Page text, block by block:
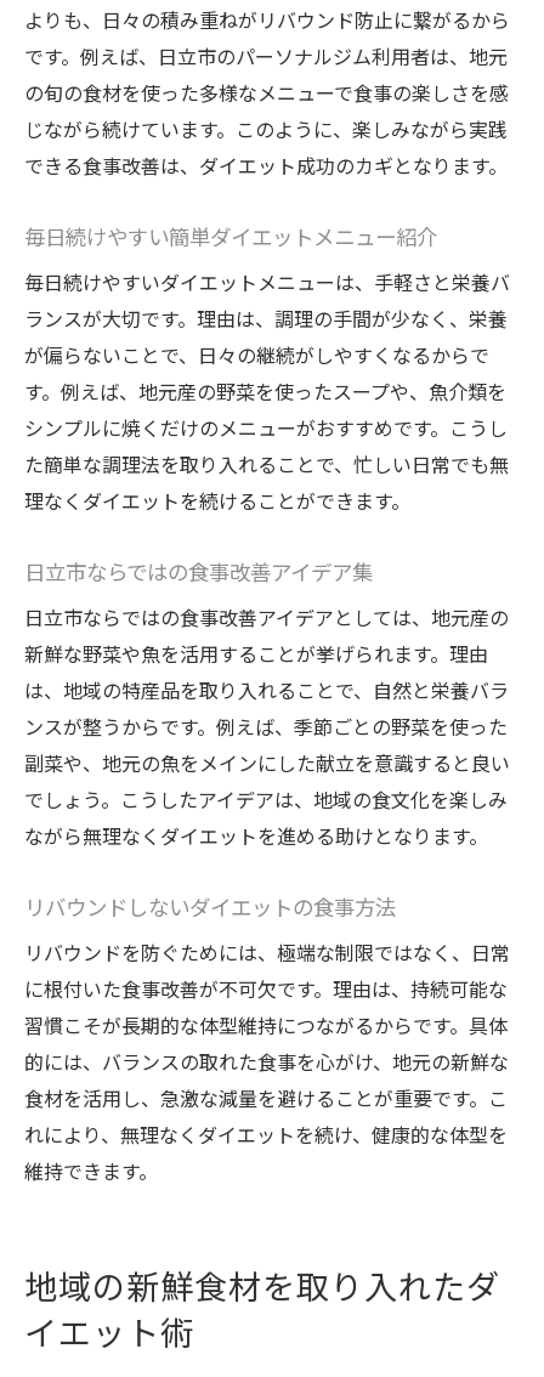
よりも、日々の積み重ねがリバウンド防止に繋がるから
です。例えば、日立市のパーソナルジム利用者は、地元
の旬の食材を使った多様なメニューで食事の楽しさを感
じながら続けています。このように、楽しみながら実践
できる食事改善は、ダイエット成功のカギとなります。
毎日続けやすい簡単ダイエットメニュー紹介
毎日続けやすいダイエットメニューは、手軽さと栄養バ
ランスが大切です。理由は、調理の手間が少なく、栄養
が偏らないことで、日々の継続がしやすくなるからで
す。例えば、地元産の野菜を使ったスープや、魚介類を
シンプルに焼くだけのメニューがおすすめです。こうし
た簡単な調理法を取り入れることで、忙しい日常でも無
理なくダイエットを続けることができます。
日立市ならではの食事改善アイデア集
日立市ならではの食事改善アイデアとしては、地元産の
新鮮な野菜や魚を活用することが挙げられます。理由
は、地域の特産品を取り入れることで、自然と栄養バラ
ンスが整うからです。例えば、季節ごとの野菜を使った
副菜や、地元の魚をメインにした献立を意識すると良い
でしょう。こうしたアイデアは、地域の食文化を楽しみ
ながら無理なくダイエットを進める助けとなります。
リバウンドしないダイエットの食事方法
リバウンドを防ぐためには、極端な制限ではなく、日常
に根付いた食事改善が不可欠です。理由は、持続可能な
習慣こそが長期的な体型維持につながるからです。具体
的には、バランスの取れた食事を心がけ、地元の新鮮な
食材を活用し、急激な減量を避けることが重要です。こ
れにより、無理なくダイエットを続け、健康的な体型を
維持できます。
地域の新鮮食材を取り入れたダ
イエット術